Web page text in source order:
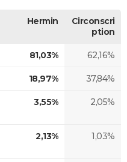
Hermin
Circonscri
ption
81,03% 62,16%
18,97% 37,84%
3,55% 2,05%
2,13% 1,03%